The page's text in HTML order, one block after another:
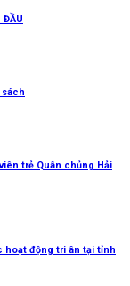
ĐẦU
trẻ Quân chủng Hải
hoạt động tri ân tại tỉnh